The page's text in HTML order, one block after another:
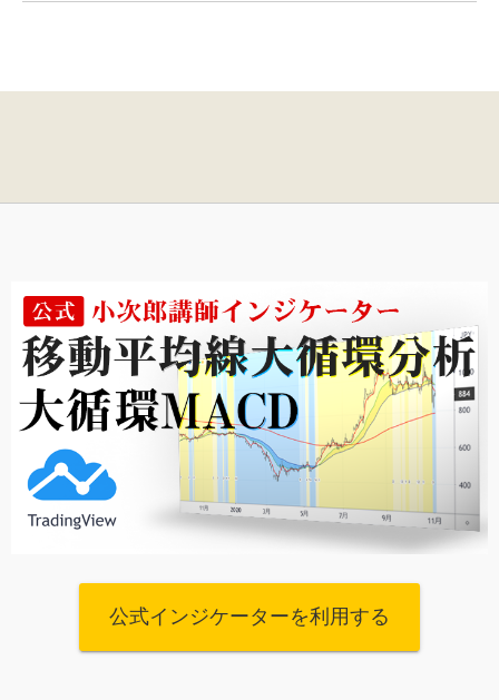
公式インジケーターを利用する